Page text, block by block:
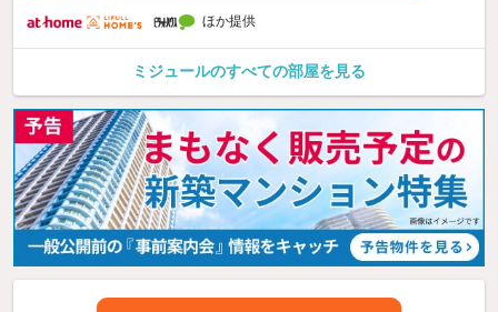
ほか提供
ミジュールのすべての部屋を見る